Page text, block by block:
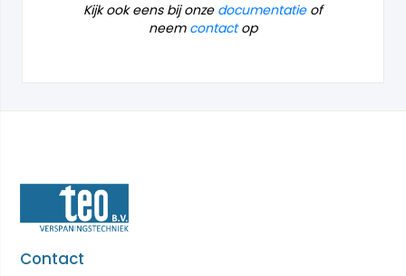
Kijk ook eens bij onze documentatieof
neem contactop
Contact